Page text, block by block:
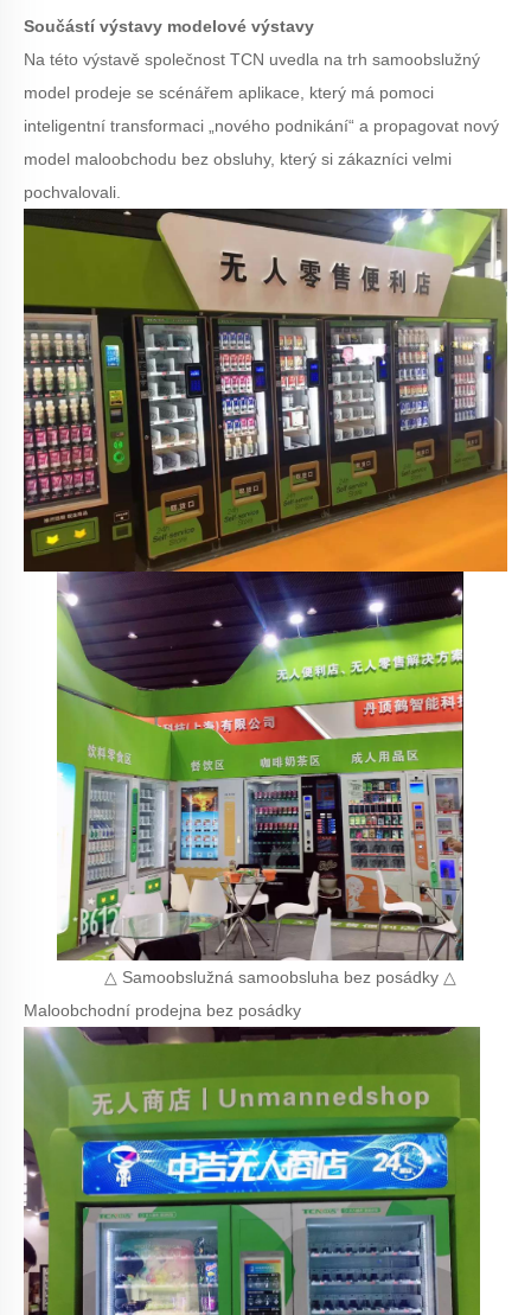
Součástí výstavy modelové výstavy
Na této výstavě společnost TCN uvedla na trh samoobslužný
model prodeje se scénářem aplikace, který má pomoci
inteligentní transformaci „nového podnikání“ a propagovat nový
model maloobchodu bez obsluhy, který si zákazníci velmi
pochvalovali.
△ Samoobslužná samoobsluha bez posádky △
Maloobchodní prodejna bez posádky